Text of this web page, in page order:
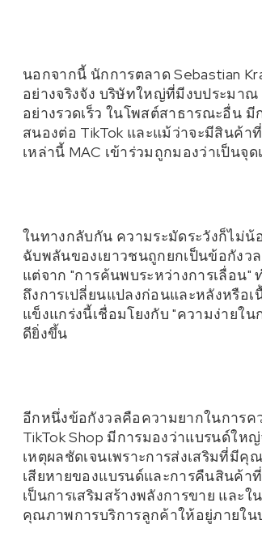
นอกจากนี้ นักการตลาด Sebastian
อย่างจริงจัง บริษัทใหญ่ที่มีงบประมา
อย่างรวดเร็ว ในโพสต์สาธารณะอื่น
สนองต่อ TikTok และแม้ว่าจะมีสินค้
เหล่านี้ MAC เข้าร่วมถูกมองว่าเป็น
ในทางกลับกัน ความระมัดระวังก็ไม่
ฉับพลันของเยาวชนถูกยกเป็นข้อกังว
แต่จาก "การค้นพบระหว่างการเลื่อน
ถึงการเปลี่ยนแปลงก่อนและหลังหรือ
แข็งแกร่งนี้เชื่อมโยงกับ "ความง่ายใ
ดียิ่งขึ้น
อีกหนึ่งข้อกังวลคือความยากในการ
TikTok Shop มีการมองว่าแบรนด์ให
เหตุผลชัดเจนเพราะการส่งเสริมที่มี
เสียหายของแบรนด์และการคืนสินค้า
เป็นการเสริมสร้างพลังการขาย และ
คุณภาพการบริการลูกค้าให้อยู่ภายใน